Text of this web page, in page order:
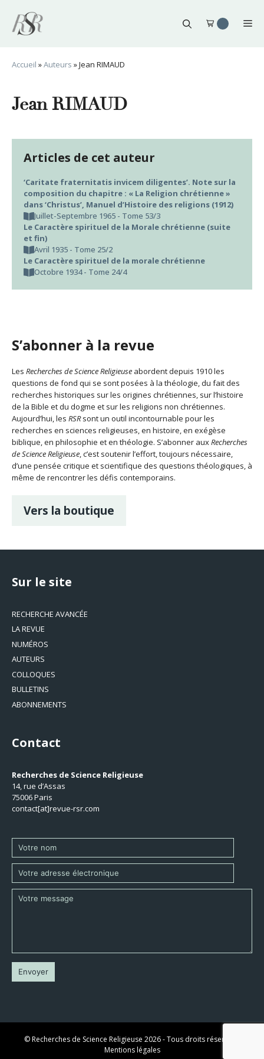
contenu
Accueil »Auteurs »Jean RIMAUD
Jean RIMAUD
Articles de cet auteur
‘Caritate fraternitatis invicem diligentes’. Note sur la
composition du chapitre : « La Religion chrétienne »
dans ‘Christus’, Manuel d’Histoire des religions (1912)
Juillet-Septembre 1965 - Tome 53/3
Le Caractère spirituel de la Morale chrétienne (suite
et fin)
Avril 1935 - Tome 25/2
Le Caractère spirituel de la morale chrétienne
Octobre 1934 - Tome 24/4
S’abonner à la revue
Les Recherches de Science Religieuse abordent depuis 1910 les
questions de fond qui se sont posées à la théologie, du fait des
recherches historiques sur les origines chrétiennes, sur l’histoire
de la Bible et du dogme et sur les religions non chrétiennes.
Aujourd’hui, les RSRsont un outil incontournable pour les
recherches en sciences religieuses, en histoire, en exégèse
biblique, en philosophie et en théologie. S’abonner auxRecherches
de Science Religieuse, c’est soutenir l’effort, toujours nécessaire,
d’une pensée critique et scientifique des questions théologiques, à
même de rencontrer les défis contemporains.
Vers la boutique
Sur le site
RECHERCHE AVANCÉE
LA REVUE
NUMÉROS
AUTEURS
COLLOQUES
BULLETINS
ABONNEMENTS
Contact
Recherches de Science Religieuse
14, rue d’Assas
75006 Paris
contact[at]revue-rsr.com
© Recherches de Science Religieuse 2026 - Tous droits réservés -
Mentions légales